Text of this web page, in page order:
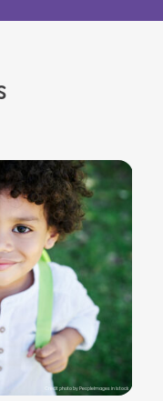
Crédit photo by PeopleImages in Istock